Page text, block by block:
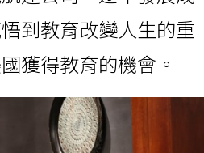
到教育改變人生的重
獲得教育的機會。